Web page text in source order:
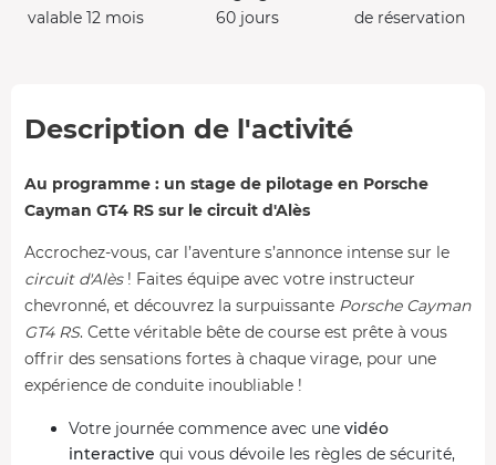
valable 12 mois
60 jours
de réservation
Description de l'activité
Au programme : un stage de pilotage en Porsche
Cayman GT4 RS sur le circuit d'Alès
Accrochez-vous, car l’aventure s’annonce intense sur le
circuit d'Alès! Faites équipe avec votre instructeur
chevronné, et découvrez la surpuissante Porsche Cayman
GT4 RS. Cette véritable bête de course est prête à vous
offrir des sensations fortes à chaque virage, pour une
expérience de conduite inoubliable !
Votre journée commence avec une vidéo
interactive qui vous dévoile les règles de sécurité,